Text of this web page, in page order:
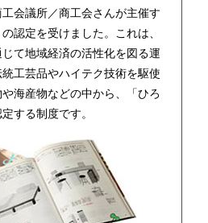
会議所／商工会さんが主催す
認定を受けました。これは、
じて地域経済の活性化を図る運
工芸品やハイテク技術を駆使
海産物などの中から、「ひろ
する制度です。